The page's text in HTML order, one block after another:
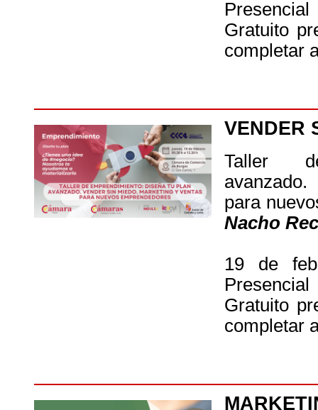
Presencial
Gratuito
completar
VENDER
Taller
para
Nacho
19 de
Presencial
Gratuito
completar